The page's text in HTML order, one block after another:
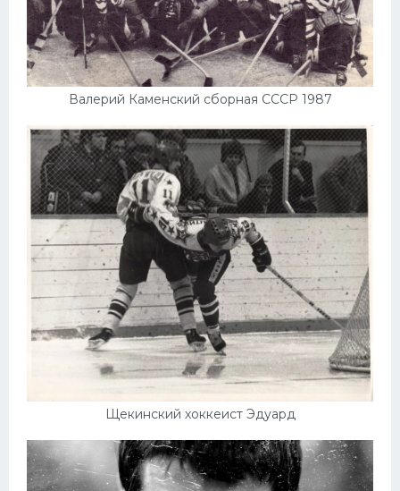
Валерий Каменский сборная СССР 1987
Щекинский хоккеист Эдуард